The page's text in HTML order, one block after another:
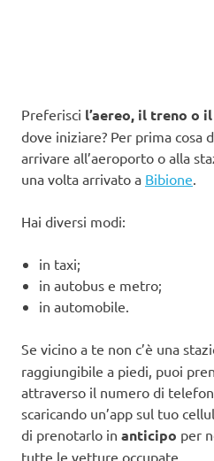
Preferisci l’aereo, il treno o
dove iniziare? Per prima cosa
arrivare all’aeroporto o alla
una volta arrivato a Bibione.
Hai diversi modi:
in taxi;
in autobus e metro;
in automobile.
Se vicino a te non c’è una
raggiungibile a piedi, puoi
attraverso il numero di
scaricando un’app sul tuo
di prenotarlo in anticipo per
tutte le vetture occupate.